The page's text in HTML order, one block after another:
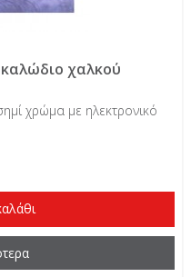
χαλκού
χρώμα με ηλεκτρονικό